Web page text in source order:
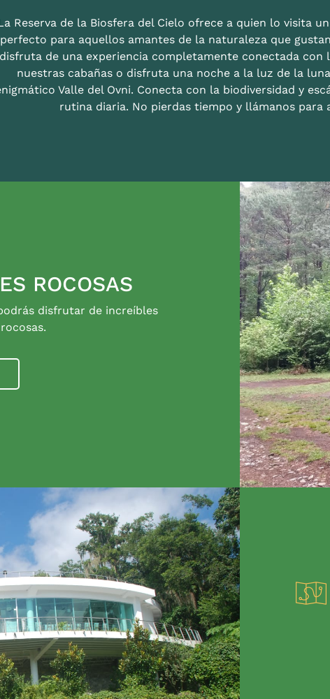
Reserva de la Biosfera del Cielo ofrece a quien lo visita
perfecto para aquellos amantes de la naturaleza que
disfruta de una experiencia completamente conectada con
nuestras cabañas o disfruta una noche a la luz de la
Valle del Ovni. Conecta con la biodiversidad y
rutina diaria. No pierdas tiempo y llámanos para
ROCOSAS
disfrutar de increíbles